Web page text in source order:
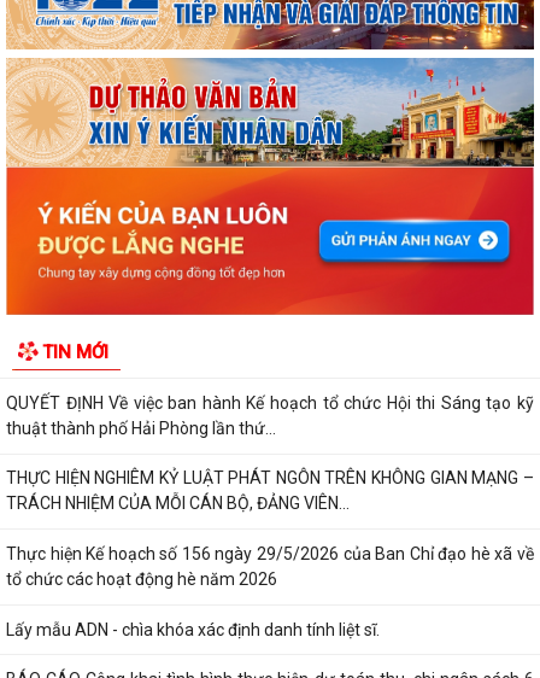
TIN MỚI
ỦY BAN NHÂN DÂN XÃ NGUYỄN BỈNH KHIÊM TUYÊN TRUYỀN, HƯỚNG
DẪN NGƯỜI DÂN CHUYỂN ĐỔI THIẾT BỊ, SIM...
KẾ HOẠCH Triển khai tuyển chọn thực tập sinh nữ đi thực tập kỹ thuật
tại Nhật Bản Đợt II năm 2026
Kỷ niệm 79 năm Ngày Thương binh - Liệt sĩ (27-7-1947 – 27-7-2026)
KHẢO SÁT, THĂM DÒ Ý KIẾN SAU 01 NĂM THỰC HIỆN MÔ HÌNH CHÍNH
QUYỀN ĐỊA PHƯƠNG 02 CẤP
tư của cộng đồng các công trình,...
QUYẾT ĐỊNH Về việc ban hành Kế hoạch tổ chức Hội thi Sáng tạo kỹ
thuật thành phố Hải Phòng lần thứ...
THỰC HIỆN NGHIÊM KỶ LUẬT PHÁT NGÔN TRÊN KHÔNG GIAN MẠNG –
TRÁCH NHIỆM CỦA MỖI CÁN BỘ, ĐẢNG VIÊN...
Thực hiện Kế hoạch số 156 ngày 29/5/2026 của Ban Chỉ đạo hè xã về
tổ chức các hoạt động hè năm 2026
Lấy mẫu ADN - chìa khóa xác định danh tính liệt sĩ.